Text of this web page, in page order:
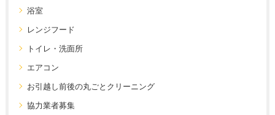
浴室
レンジフード
トイレ・洗面所
エアコン
お引越し前後の丸ごとクリーニング
協力業者募集